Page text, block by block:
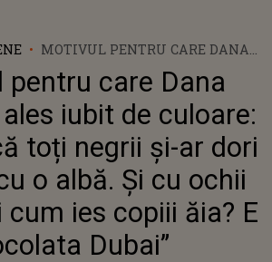
MOTIVUL PENTRU CARE DANA
ROBA ȘI-A ALES IUBIT DE
CULOARE: "EU CRED CĂ TOȚI
NEGRII ȘI-AR DORI UN COPIL CU
O ALBĂ. ȘI CU OCHII VERZI… ȘTII
CUM IES COPIII ĂIA? E
CIOCOLATA DUBAI”
pentru care Dana
iubit de culoare:
toți negrii și-ar dori
o albă. Și cu ochii
ies copiii ăia? E
Dubai”